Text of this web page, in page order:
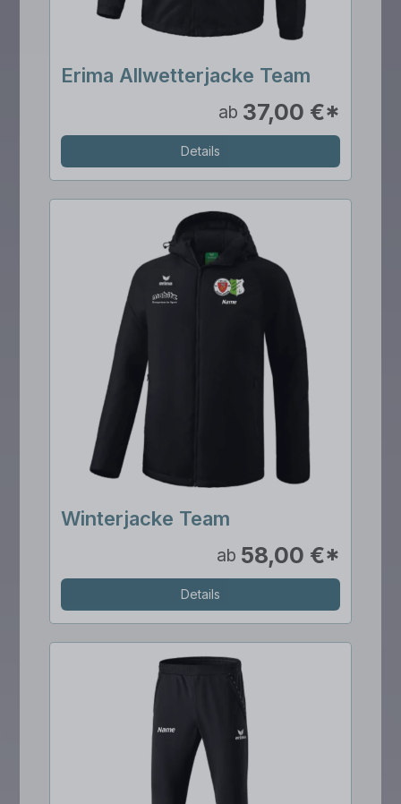
Erima Allwetterjacke Team
ab 37,00 €*
Details
Winterjacke Team
ab 58,00 €*
Details